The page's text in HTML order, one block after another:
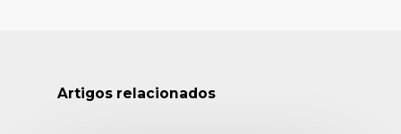
Artigos relacionados